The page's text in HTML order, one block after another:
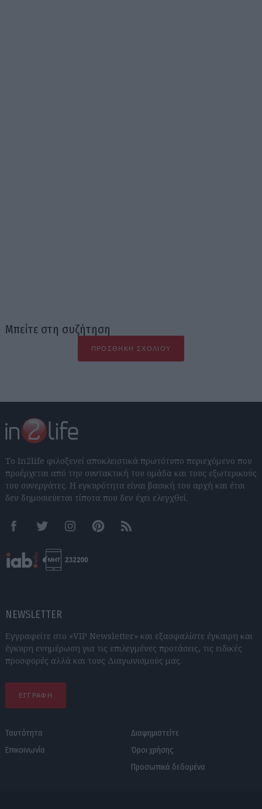
Μπείτε στη συζήτηση
ΠΡΟΣΘΉΚΗ ΣΧΟΛΊΟΥ
Το In2life φιλοξενεί αποκλειστικά πρωτότυπο περιεχόμενο που
προέρχεται από την συντακτική του ομάδα και τους εξωτερικούς
του συνεργάτες. Η εγκυρότητα είναι βασική του αρχή και έτσι
δεν δημοσιεύεται τίποτα που δεν έχει ελεγχθεί.
FacebookTwitter InstagramPinterestRSS feeds
NEWSLETTER
Εγγραφείτε στο «VIP Newsletter» και εξασφαλίστε έγκαιρη και
έγκυρη ενημέρωση για τις επιλεγμένες προτάσεις, τις ειδικές
προσφορές αλλά και τους Διαγωνισμούς μας.
ΕΓΓΡΑΦΗ
Ταυτότητα
Επικοινωνία
Διαφημιστείτε
Όροι χρήσης
Προσωπικά δεδομένα